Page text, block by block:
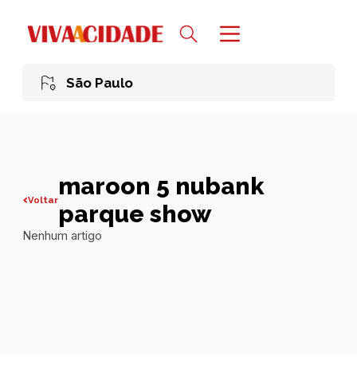
São Paulo
Voltarmaroon 5 nubank
parque show
Nenhum artigo